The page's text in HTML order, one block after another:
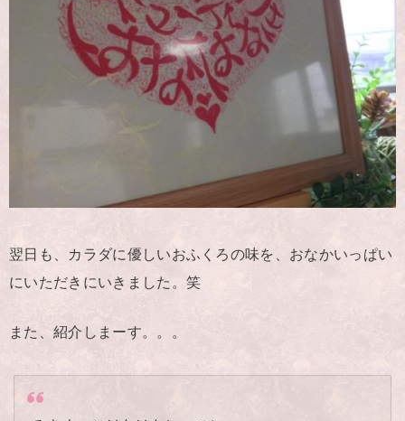
翌日も、カラダに優しいおふくろの味を、おなかいっぱい
にいただきにいきました。笑
また、紹介しまーす。。。